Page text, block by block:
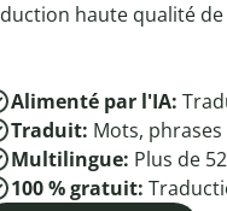
haute qualité
Alimenté par l'IA:
Traduit: Mots,
Multilingue: Plus de 52
100 % gratuit: